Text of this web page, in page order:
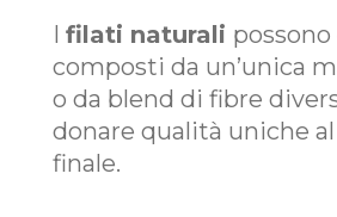
I filati naturali possono
composti da un’unica
o da blend di fibre
donare qualità uniche
finale.